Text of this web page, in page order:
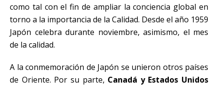
como tal con el fin de ampliar la conciencia global en
torno a la importancia de la Calidad. Desde el año 1959
Japón celebra durante noviembre, asimismo, el mes
de la calidad.
A la conmemoración de Japón se unieron otros países
de Oriente. Por su parte, Canadá y Estados Unidos